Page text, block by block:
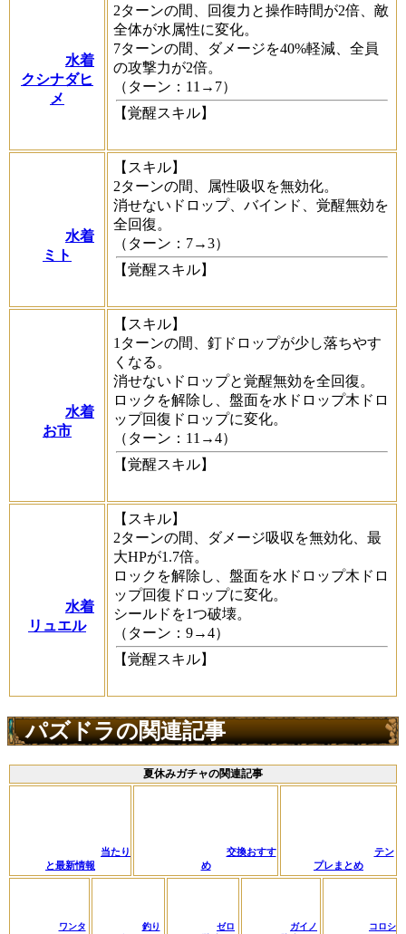
水着
クシナダヒ
メ
2ターンの間、回復力と操作時間が2倍、敵
全体が水属性に変化。
7ターンの間、ダメージを40%軽減、全員
の攻撃力が2倍。
（ターン：11→7）
【覚醒スキル】
水着
ミト
【スキル】
2ターンの間、属性吸収を無効化。
消せないドロップ、バインド、覚醒無効を
全回復。
（ターン：7→3）
【覚醒スキル】
水着
お市
【スキル】
1ターンの間、釘ドロップが少し落ちやす
くなる。
消せないドロップと覚醒無効を全回復。
ロックを解除し、盤面を水ドロップ木ドロ
ップ回復ドロップに変化。
（ターン：11→4）
【覚醒スキル】
水着
リュエル
【スキル】
2ターンの間、ダメージ吸収を無効化、最
大HPが1.7倍。
ロックを解除し、盤面を水ドロップ木ドロ
ップ回復ドロップに変化。
シールドを1つ破壊。
（ターン：9→4）
【覚醒スキル】
パズドラの関連記事
夏休みガチャの関連記事
当たり
と最新情報
交換おすす
め
テン
プレまとめ
ワンタ 釣り ゼロ ガイノ コロシ